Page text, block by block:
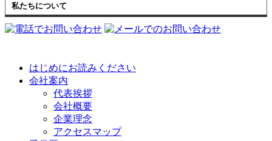
私たちについて
はじめにお読みください
会社案内
代表挨拶
会社概要
企業理念
アクセスマップ